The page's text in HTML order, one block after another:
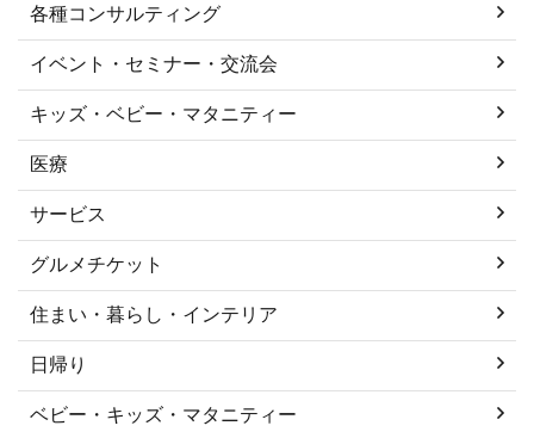
各種コンサルティング
イベント・セミナー・交流会
キッズ・ベビー・マタニティー
医療
サービス
グルメチケット
住まい・暮らし・インテリア
日帰り
ベビー・キッズ・マタニティー